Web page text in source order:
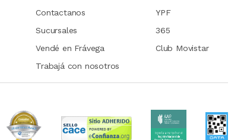
Contactanos
Sucursales
Vendé en Frávega
Trabajá con nosotros
YPF
365
Club Movistar